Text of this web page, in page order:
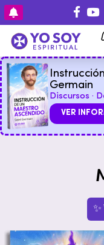
Germain
Discursos ·
VER